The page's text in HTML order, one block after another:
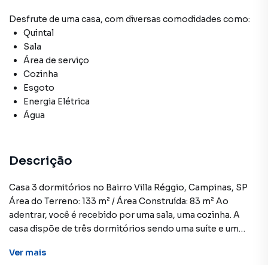
Desfrute de uma casa, com diversas comodidades como:
Quintal
Sala
Área de serviço
Cozinha
Esgoto
Energia Elétrica
Água
Descrição
Casa 3 dormitórios no Bairro Villa Réggio, Campinas, SP
Área do Terreno: 133 m² / Área Construída: 83 m² Ao
adentrar, você é recebido por uma sala, uma cozinha. A
casa dispõe de três dormitórios sendo uma suíte e um
na frente uma garagem com duas vagas.O bairro oferece
Ver mais